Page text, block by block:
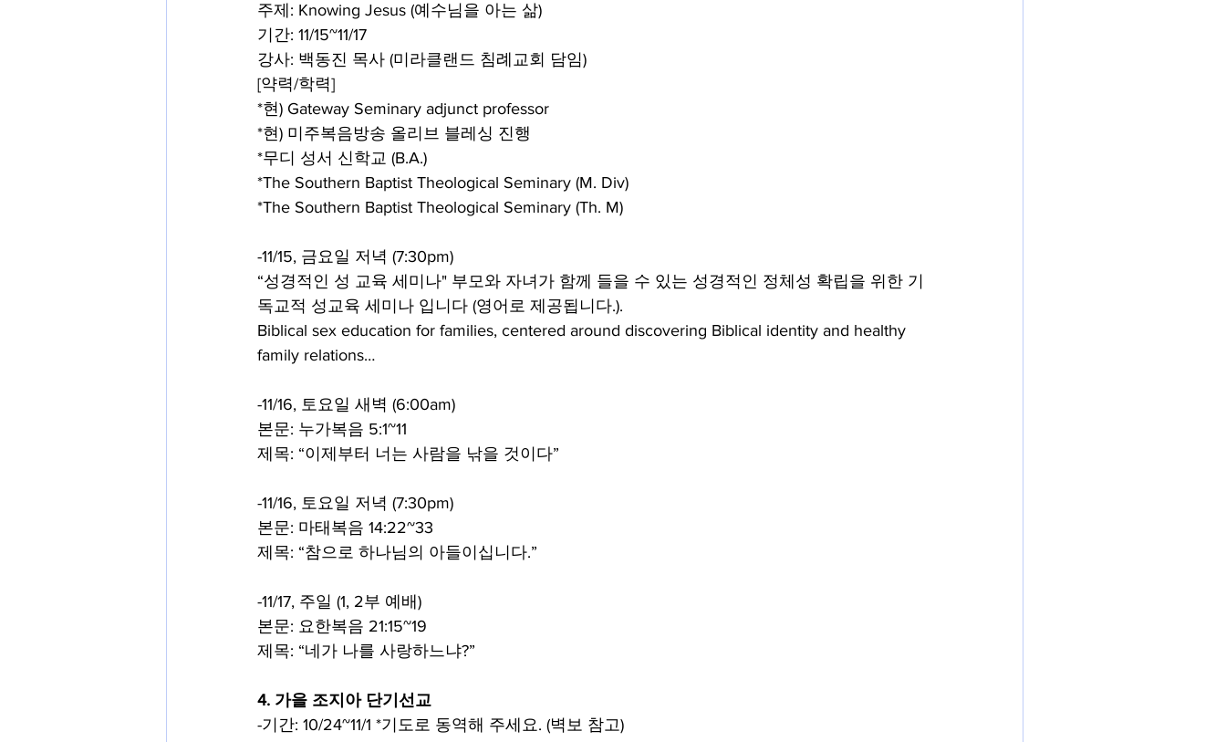
주제: Knowing Jesus (예수님을 아는 삶)
기간: 11/15~11/17
강사: 백동진 목사 (미라클랜드 침례교회 담임)
[약력/학력]
*현) Gateway Seminary adjunct professor
*현) 미주복음방송 올리브 블레싱 진행
*무디 성서 신학교 (B.A.)
*The Southern Baptist Theological Seminary (M. Div)
*The Southern Baptist Theological Seminary (Th. M)
-11/15, 금요일 저녁 (7:30pm)
“성경적인 성 교육 세미나" 부모와 자녀가 함께 들을 수 있는 성경적인 정체성 확립을 위한 기
독교적 성교육 세미나 입니다 (영어로 제공됩니다.).
Biblical sex education for families, centered around discovering Biblical identity and healthy
family relations…
-11/16, 토요일 새벽 (6:00am)
본문: 누가복음 5:1~11
제목: “이제부터 너는 사람을 낚을 것이다”
-11/16, 토요일 저녁 (7:30pm)
본문: 마태복음 14:22~33
제목: “참으로 하나님의 아들이십니다.”
-11/17, 주일 (1, 2부 예배)
본문: 요한복음 21:15~19
제목: “네가 나를 사랑하느냐?”
4. 가을 조지아 단기선교
-기간: 10/24~11/1 *기도로 동역해 주세요. (벽보 참고)